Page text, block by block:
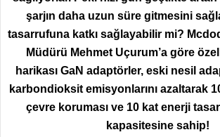
şarjın daha uzun süre gitmesini
tasarrufuna katkı sağlayabilir mi?
Müdürü Mehmet Uçurum’a göre
harikası GaN adaptörler, eski nesil
karbondioksit emisyonlarını azaltarak
çevre koruması ve 10 kat enerji
kapasitesine sahip!